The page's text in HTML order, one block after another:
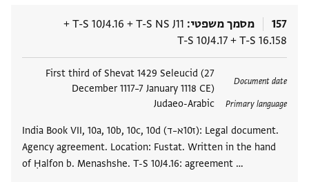
157 מסמך משפטי T-S NS J11
+
T-S 10J4.16
+
T-S 16.158
+
T-S 10J4.17
Document date
First third of Shevat 1429 Seleucid (27
December 1117–7 January 1118 CE)
Primary language
Judaeo-Arabic
India Book VII, 10a, 10b, 10c, 10d (ז10א–ד): Legal document.
Agency agreement. Location: Fustat. Written in the hand
of Ḥalfon b. Menashshe. T-S 10J4.16: agreement …